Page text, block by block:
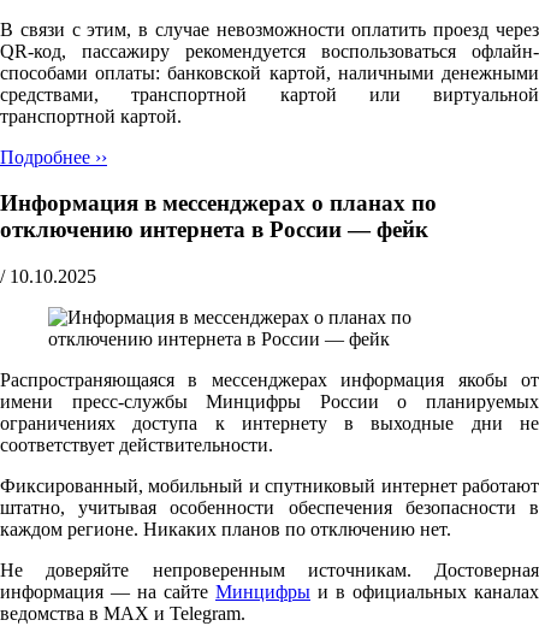
В связи с этим, в случае невозможности оплатить проезд через
QR-код, пассажиру рекомендуется воспользоваться офлайн-
способами оплаты: банковской картой, наличными денежными
средствами, транспортной картой или виртуальной
транспортной картой.
Подробнее ››
Информация в мессенджерах о планах по
отключению интернета в России — фейк
/ 10.10.2025
Распространяющаяся в мессенджерах информация якобы от
имени пресс-службы Минцифры России о планируемых
ограничениях доступа к интернету в выходные дни не
соответствует действительности.
Фиксированный, мобильный и спутниковый интернет работают
штатно, учитывая особенности обеспечения безопасности в
каждом регионе. Никаких планов по отключению нет.
Не доверяйте непроверенным источникам. Достоверная
информация — на сайте Минцифры и в официальных каналах
ведомства в MAX и Telegram.